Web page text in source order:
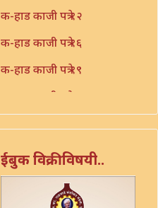
क-हाड काजी पत्रे १२
क-हाड काजी पत्रे १६
क-हाड काजी पत्रे १९
क-हाड काजी पत्रे २१
क-हाड काजी पत्रे २३
क-हाड काजी पत्रे २४
क-हाड काजी पत्रे २५
ईबुक विक्रीविषयी..